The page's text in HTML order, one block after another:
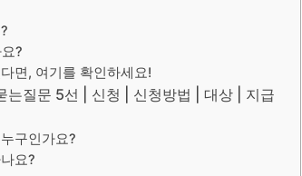
?
면, 여기를 확인하세요!
는질문 5선 | 신청 | 신청방법 | 대상 | 지급
구인가요?
요?